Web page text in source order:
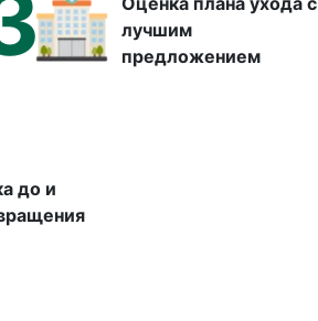
лучшим
предложением
до и